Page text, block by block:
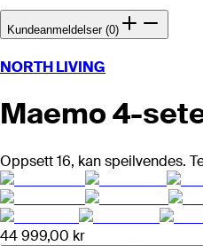
Kundeanmeldelser (0)
NORTH LIVING
Maemo 4-
Oppsett 16, kan speilvendes.
44 999,00 kr